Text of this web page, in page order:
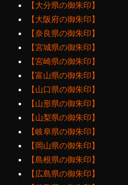
【大分県の御朱印】
【大阪府の御朱印】
【奈良県の御朱印】
【宮城県の御朱印】
【宮崎県の御朱印】
【富山県の御朱印】
【山口県の御朱印】
【山形県の御朱印】
【山梨県の御朱印】
【岐阜県の御朱印】
【岡山県の御朱印】
【島根県の御朱印】
【広島県の御朱印】